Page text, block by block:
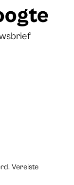
Vereiste